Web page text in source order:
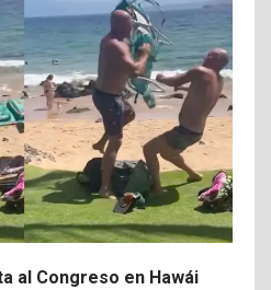
al Congreso en Hawái